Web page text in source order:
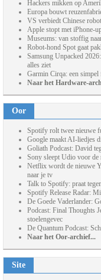
Hackers mikken op
Europa bouwt
VS verbiedt Chinese
Apple stopt met iPhone-
Museums: van stoffig
Robot-hond Spot gaat
Samsung Unpacked
alles ziet
Garmin Cirqa: een simpel
Naar het Hardware-
Oor
Spotify rolt twee nieuwe
Google maakt AI-liedjes
Goliath Podcast: David
Sony sleept Udio voor
Netflix wordt de nieuwe
naar je tv
Talk to Spotify: praat
Spotify Release Radar:
De Goede Vaderlander:
Podcast: Final Thoughts
stoelengevec
De Quantum Podcast:
Naar het Oor-archief...
Site